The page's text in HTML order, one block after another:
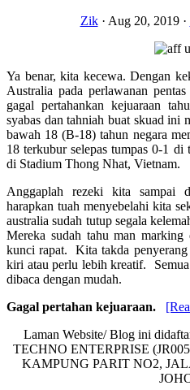
Zik· Aug 20, 2019·
Ya benar, kita kecewa. Dengan
Australia pada perlawanan
gagal pertahankan kejuaraan
syabas dan tahniah buat skuad ini
bawah 18 (B-18) tahun negara
18 terkubur selepas tumpas 0-1
di Stadium Thong Nhat, Vietnam.
Anggaplah rezeki kita sampai
harapkan tuah menyebelahi kita
australia sudah tutup segala
Mereka sudah tahu man
kunci rapat. Kita takda
kiri atau perlu lebih kreatif.
dibaca dengan mudah.
Gagal pertahan kejuaraan.
Laman Website/ Blog ini
TECHNO ENTERPRISE
KAMPUNG PARIT NO2,